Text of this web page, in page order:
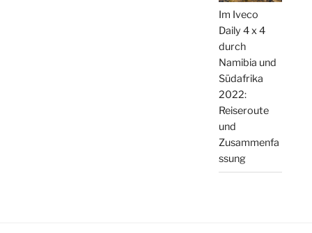
Im Iveco
Daily 4 x 4
durch
Namibia und
Südafrika
2022:
Reiseroute
und
Zusammenfa
ssung